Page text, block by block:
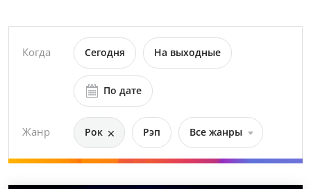
Когда Сегодня На выходные
По дате
Жанр Рок Рэп Все жанры